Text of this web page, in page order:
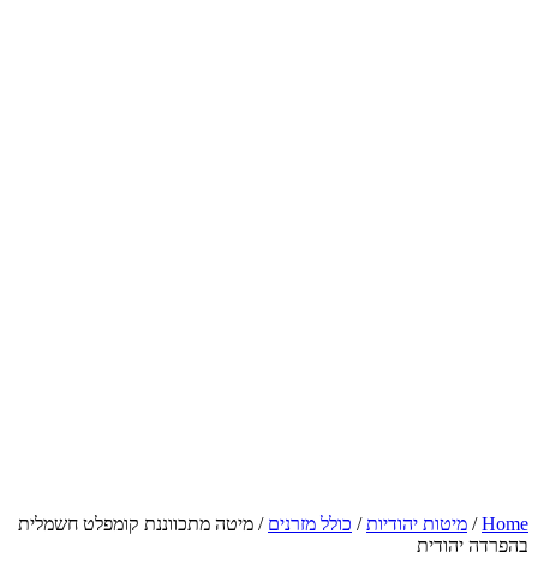
Home
/ מיטות יהודיות/ כולל מזרנים / מיטה מתכווננת קומפלט חשמלית
בהפרדה יהודית